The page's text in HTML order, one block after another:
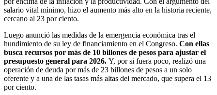
salario vital mínimo, hizo el aumento más alto en la historia reciente,
cercano al 23 por ciento.
Luego anunció las medidas de la emergencia económica tras el
hundimiento de su ley de financiamiento en el Congreso. Con ellas
busca recursos por más de 10 billones de pesos para ajustar el
presupuesto general para 2026. Y, por si fuera poco, realizó una
operación de deuda por más de 23 billones de pesos a un solo
oferente y a una de las tasas más altas del mercado, que supera el 13
por ciento.